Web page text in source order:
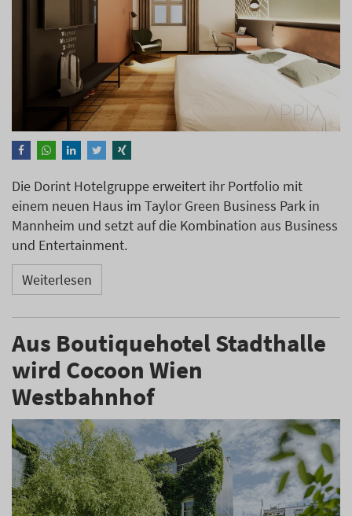
Die Dorint Hotelgruppe erweitert ihr Portfolio mit
einem neuen Haus im Taylor Green Business Park in
Mannheim und setzt auf die Kombination aus Business
und Entertainment.
Weiterlesen
Aus Boutiquehotel Stadthalle
wird Cocoon Wien
Westbahnhof